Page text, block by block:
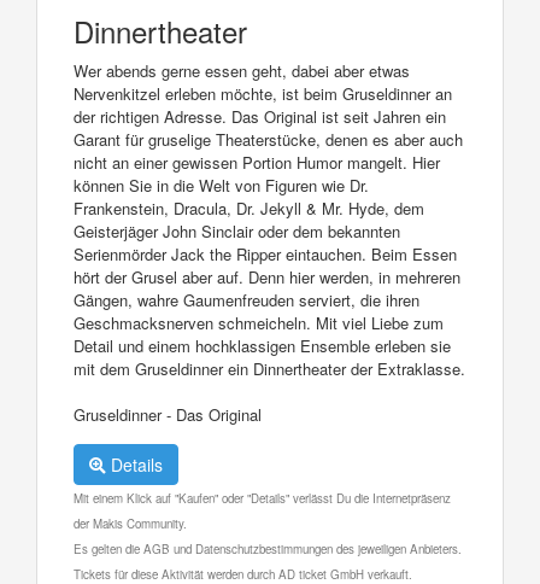
Dinnertheater
Wer abends gerne essen geht, dabei aber etwas
Nervenkitzel erleben möchte, ist beim Gruseldinner an
der richtigen Adresse. Das Original ist seit Jahren ein
Garant für gruselige Theaterstücke, denen es aber auch
nicht an einer gewissen Portion Humor mangelt. Hier
können Sie in die Welt von Figuren wie Dr.
Frankenstein, Dracula, Dr. Jekyll & Mr. Hyde, dem
Geisterjäger John Sinclair oder dem bekannten
Serienmörder Jack the Ripper eintauchen. Beim Essen
hört der Grusel aber auf. Denn hier werden, in mehreren
Gängen, wahre Gaumenfreuden serviert, die ihren
Geschmacksnerven schmeicheln. Mit viel Liebe zum
Detail und einem hochklassigen Ensemble erleben sie
mit dem Gruseldinner ein Dinnertheater der Extraklasse.
Gruseldinner - Das Original
Details
Mit einem Klick auf "Kaufen" oder "Details" verlässt Du die Internetpräsenz
der Makis Community.
Es gelten die AGB und Datenschutzbestimmungen des jeweiligen Anbieters.
Tickets für diese Aktivität werden durch AD ticket GmbH verkauft.